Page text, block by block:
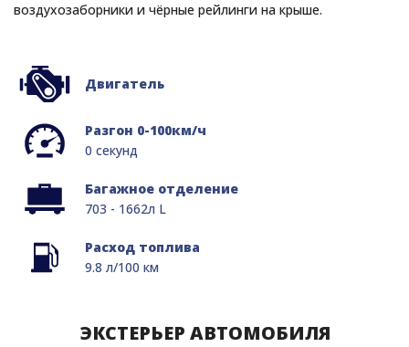
воздухозаборники и чёрные рейлинги на крыше.
Двигатель
Разгон 0-100км/ч
0 секунд
Багажное отделение
703 - 1662л L
Расход топлива
9.8 л/100 км
ЭКСТЕРЬЕР АВТОМОБИЛЯ